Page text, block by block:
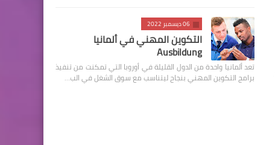
06 ديسمبر 2022
التكوين المهني في ألمانيا
Ausbildung
تعد ألمانيا واحدة من الدول القليلة في أوروبا التي تمكنت من تنفيذ
برامج التكوين المهني بنجاح ليتناسب مع سوق الشغل في الب…